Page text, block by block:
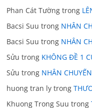
Phan Cát Tường trong
Bacsi Suu trong NHÂN
Bacsi Suu trong NHÂN
Sửu trong KHÔNG ĐỀ 1
Sửu trong NHÂN
huong tran ly trong
Khuong Trong Suu trong